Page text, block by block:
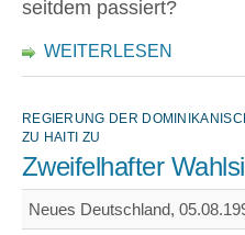
seitdem passiert?
WEITERLESEN
REGIERUNG DER
U HAITI ZU
Zweifelhafter
Neues Deutschland,